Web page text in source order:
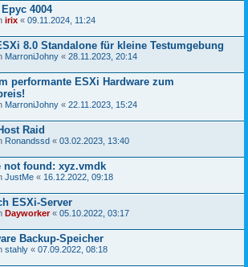
4004
irix « 09.11.2024, 11:24
8.0 Standalone für kleine Testumgebung
MarroniJohny « 28.11.2023, 20:14
performante ESXi Hardware zum
MarroniJohny « 22.11.2023, 15:24
Raid
Ronandssd « 03.02.2023, 13:40
not found: xyz.vmdk
JustMe « 16.12.2022, 09:18
ESXi-Server
Dayworker« 05.10.2022, 03:17
Backup-Speicher
stahly « 07.09.2022, 08:18